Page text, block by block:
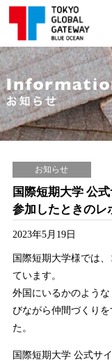
お知らせ
国際短期大学 公
参加したときのレ
2023年5月19日
国際短期大学様では
ています。
外国にいるかのよう
びながら仲間づくり
た。
国際短期大学 公式サ